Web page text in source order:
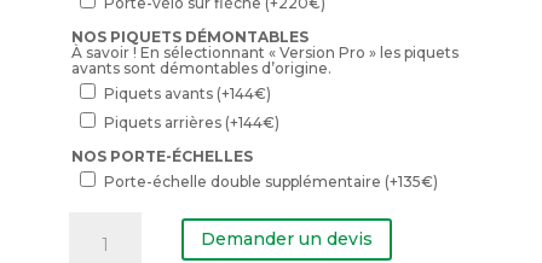
NOS PIQUETS DÉMONTABLES
À savoir ! En sélectionnant « Version Pro » les piquets
avants sont démontables d’origine.
Piquets avants (+144€)
Piquets arrières (+144€)
NOS PORTE-ÉCHELLES
Porte-échelle double supplémentaire (+135€)
Remorque
Demander un devis